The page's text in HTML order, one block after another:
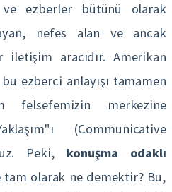
ezberler bütünü olarak
nefes alan ve ancak
iletişim aracıdır. Amerikan
ezberci anlayışı tamamen
felsefemizin merkezine
(Communicative
Peki, konuşma odaklı
tam olarak ne demektir? Bu,